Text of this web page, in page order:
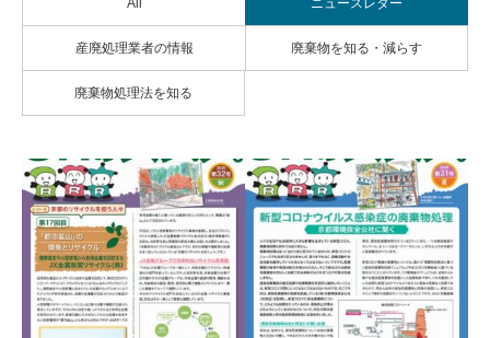
All ニュースレター
産廃処理業者の情報 廃棄物を知る・減らす
廃棄物処理法を知る